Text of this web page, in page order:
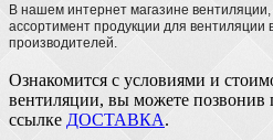
В нашем интернет магазине
ассортимент продукции для
производителей.
Ознакомится с условиями и
вентиляции, вы можете позвонив
ссылке ДОСТАВКА.